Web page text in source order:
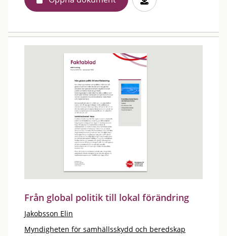
Från global politik till lokal förändring
Jakobsson Elin
Myndigheten för samhällsskydd och beredskap